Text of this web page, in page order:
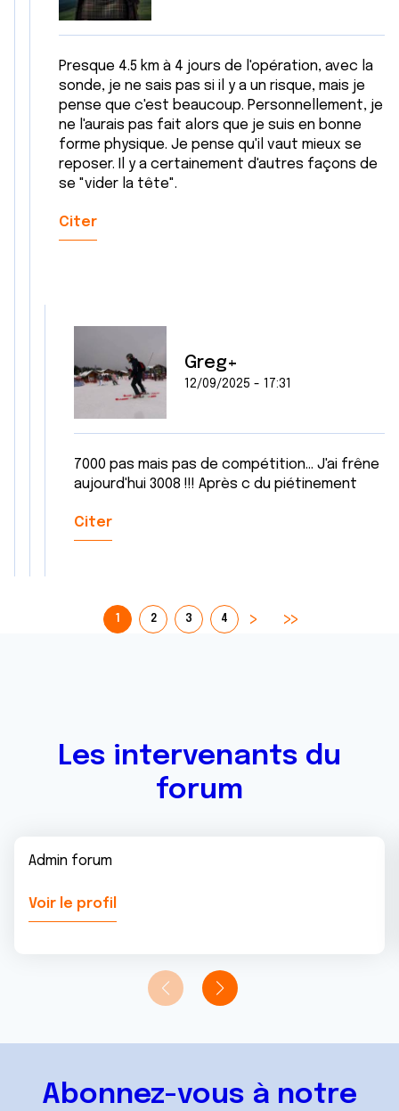
Presque 4.5 km à 4 jours de l'opération, avec la
sonde, je ne sais pas si il y a un risque, mais je
pense que c'est beaucoup. Personnellement, je
ne l'aurais pas fait alors que je suis en bonne
forme physique. Je pense qu'il vaut mieux se
reposer. Il y a certainement d'autres façons de
se "vider la tête".
Citer
Greg+
12/09/2025 - 17:31
7000 pas mais pas de compétition... J'ai frêne
aujourd'hui 3008 !!! Après c du piétinement
Citer
1 2 3 4
Les intervenants du
forum
Admin forum
Voir le profil
Abonnez-vous à notre